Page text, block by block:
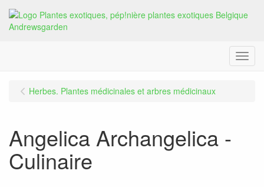
Menu
Herbes. Plantes médicinales et arbres médicinaux
Angelica Archangelica -
Culinaire